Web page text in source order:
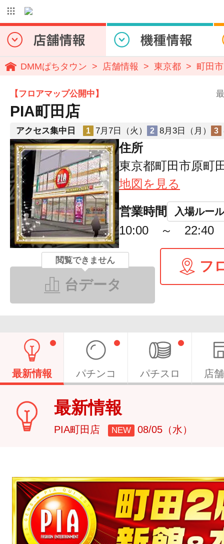
DMMぱちタウン 店舗情報 東京都 町田市
【フロアマップ公開中】
PIA町田店
アクセス集中日 1 7月7日（火） 2 8月3日（月） 3
住所
東京都町田市原町
地図を見る
営業時間 入場ルール
10:00 ～ 22:40
閲覧できません
台データ
フ
最新情報 パチンコ パチスロ 店
最新情報
PIA町田店 NEW 08/05（水）